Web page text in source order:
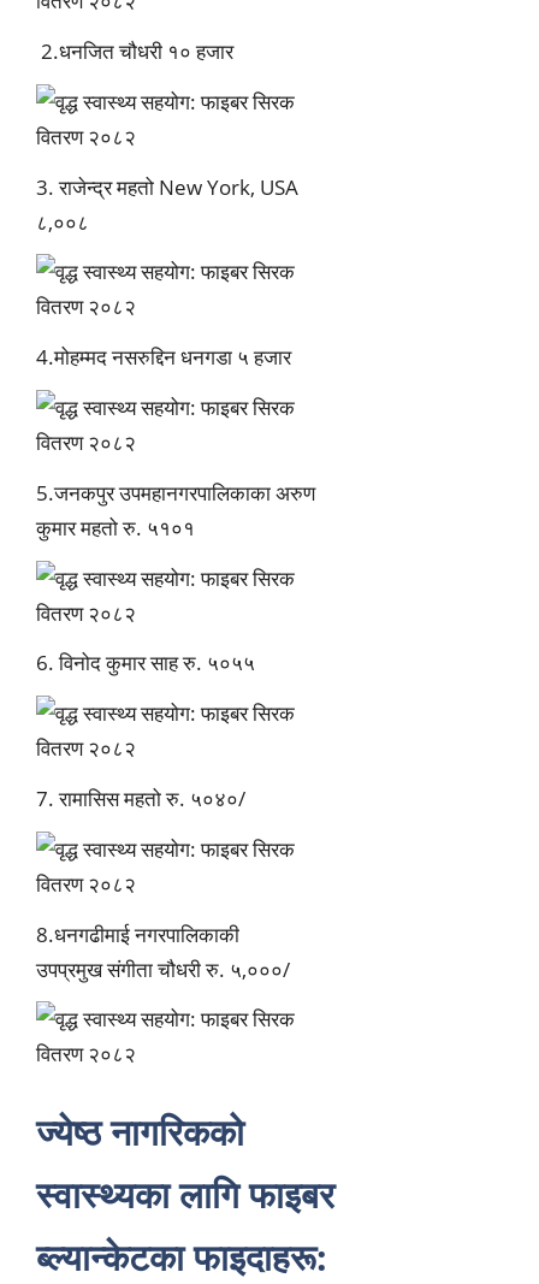
2.धनजित चौधरी १० हजार
3. राजेन्द्र महतो New York, USA
८,००८
4.मोहम्मद नसरुद्दिन धनगडा ५ हजार
5.जनकपुर उपमहानगरपालिकाकाअरुण
कुमार महतो रु. ५१०१
6.विनोद कुमार साह रु. ५०५५
7.रामासिस महतोरु. ५०४०/
8.धनगढीमाईनगरपालिकाकी
उपप्रमुखसंगीता चौधरी रु. ५,०००/
ज्येष्ठ नागरिकको
स्वास्थ्यका लागि फाइबर
ब्ल्यान्केटका फाइदाहरू: